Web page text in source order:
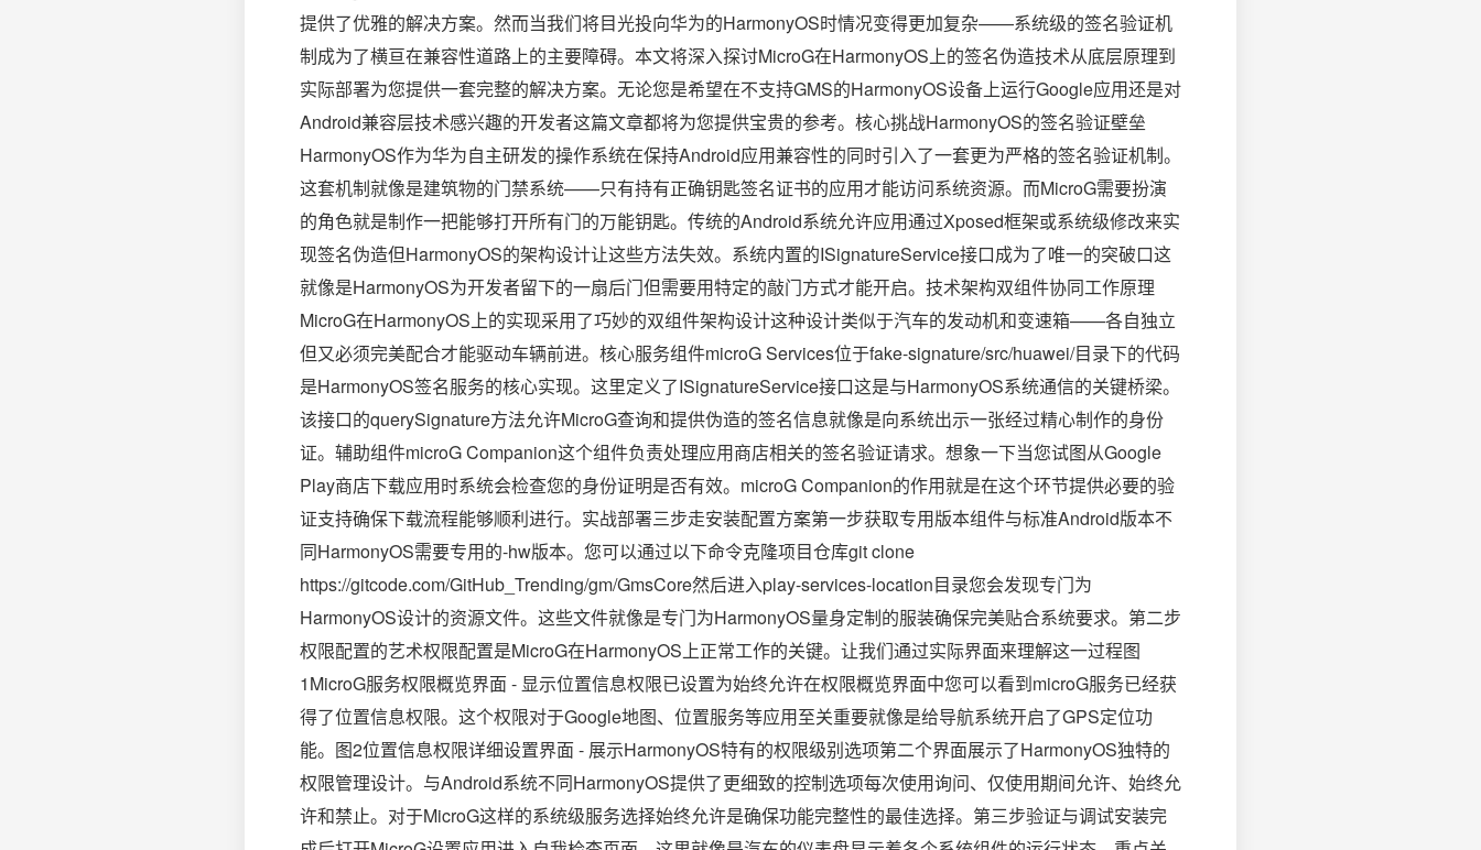
提供了优雅的解决方案。然而当我们将目光投向华为的HarmonyOS时情况变得更加复杂——系统级的签名验证机
制成为了横亘在兼容性道路上的主要障碍。本文将深入探讨MicroG在HarmonyOS上的签名伪造技术从底层原理到
实际部署为您提供一套完整的解决方案。无论您是希望在不支持GMS的HarmonyOS设备上运行Google应用还是对
Android兼容层技术感兴趣的开发者这篇文章都将为您提供宝贵的参考。核心挑战HarmonyOS的签名验证壁垒
HarmonyOS作为华为自主研发的操作系统在保持Android应用兼容性的同时引入了一套更为严格的签名验证机制。
这套机制就像是建筑物的门禁系统——只有持有正确钥匙签名证书的应用才能访问系统资源。而MicroG需要扮演
的角色就是制作一把能够打开所有门的万能钥匙。传统的Android系统允许应用通过Xposed框架或系统级修改来实
现签名伪造但HarmonyOS的架构设计让这些方法失效。系统内置的ISignatureService接口成为了唯一的突破口这
就像是HarmonyOS为开发者留下的一扇后门但需要用特定的敲门方式才能开启。技术架构双组件协同工作原理
MicroG在HarmonyOS上的实现采用了巧妙的双组件架构设计这种设计类似于汽车的发动机和变速箱——各自独立
但又必须完美配合才能驱动车辆前进。核心服务组件microG Services位于fake-signature/src/huawei/目录下的代码
是HarmonyOS签名服务的核心实现。这里定义了ISignatureService接口这是与HarmonyOS系统通信的关键桥梁。
该接口的querySignature方法允许MicroG查询和提供伪造的签名信息就像是向系统出示一张经过精心制作的身份
证。辅助组件microG Companion这个组件负责处理应用商店相关的签名验证请求。想象一下当您试图从Google
Play商店下载应用时系统会检查您的身份证明是否有效。microG Companion的作用就是在这个环节提供必要的验
证支持确保下载流程能够顺利进行。实战部署三步走安装配置方案第一步获取专用版本组件与标准Android版本不
同HarmonyOS需要专用的-hw版本。您可以通过以下命令克隆项目仓库git clone
https://gitcode.com/GitHub_Trending/gm/GmsCore然后进入play-services-location目录您会发现专门为
HarmonyOS设计的资源文件。这些文件就像是专门为HarmonyOS量身定制的服装确保完美贴合系统要求。第二步
权限配置的艺术权限配置是MicroG在HarmonyOS上正常工作的关键。让我们通过实际界面来理解这一过程图
1MicroG服务权限概览界面 - 显示位置信息权限已设置为始终允许在权限概览界面中您可以看到microG服务已经获
得了位置信息权限。这个权限对于Google地图、位置服务等应用至关重要就像是给导航系统开启了GPS定位功
能。图2位置信息权限详细设置界面 - 展示HarmonyOS特有的权限级别选项第二个界面展示了HarmonyOS独特的
权限管理设计。与Android系统不同HarmonyOS提供了更细致的控制选项每次使用询问、仅使用期间允许、始终允
许和禁止。对于MicroG这样的系统级服务选择始终允许是确保功能完整性的最佳选择。第三步验证与调试安装完